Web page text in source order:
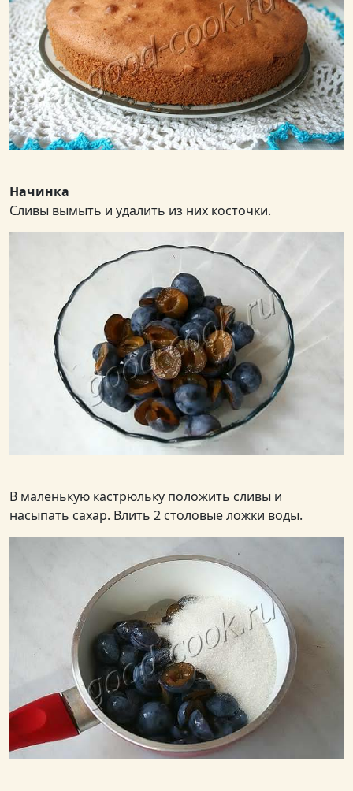
Начинка
Сливы вымыть и удалить из них косточки.
В маленькую кастрюльку положить сливы и
насыпать сахар. Влить 2 столовые ложки воды.